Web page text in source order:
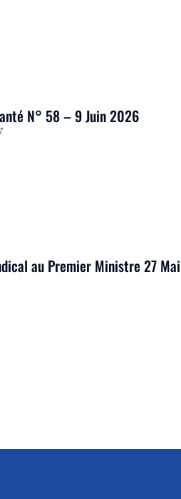
N° 58 – 9 Juin 2026
au Premier Ministre 27